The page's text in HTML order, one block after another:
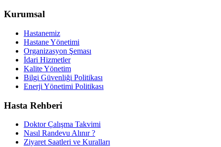
Kurumsal
Hastanemiz
Hastane Yönetimi
Organizasyon Şeması
İdari Hizmetler
Kalite Yönetim
Bilgi Güvenliği Politikası
Enerji Yönetimi Politikası
Hasta Rehberi
Doktor Çalışma Takvimi
Nasıl Randevu Alınır ?
Ziyaret Saatleri ve Kuralları